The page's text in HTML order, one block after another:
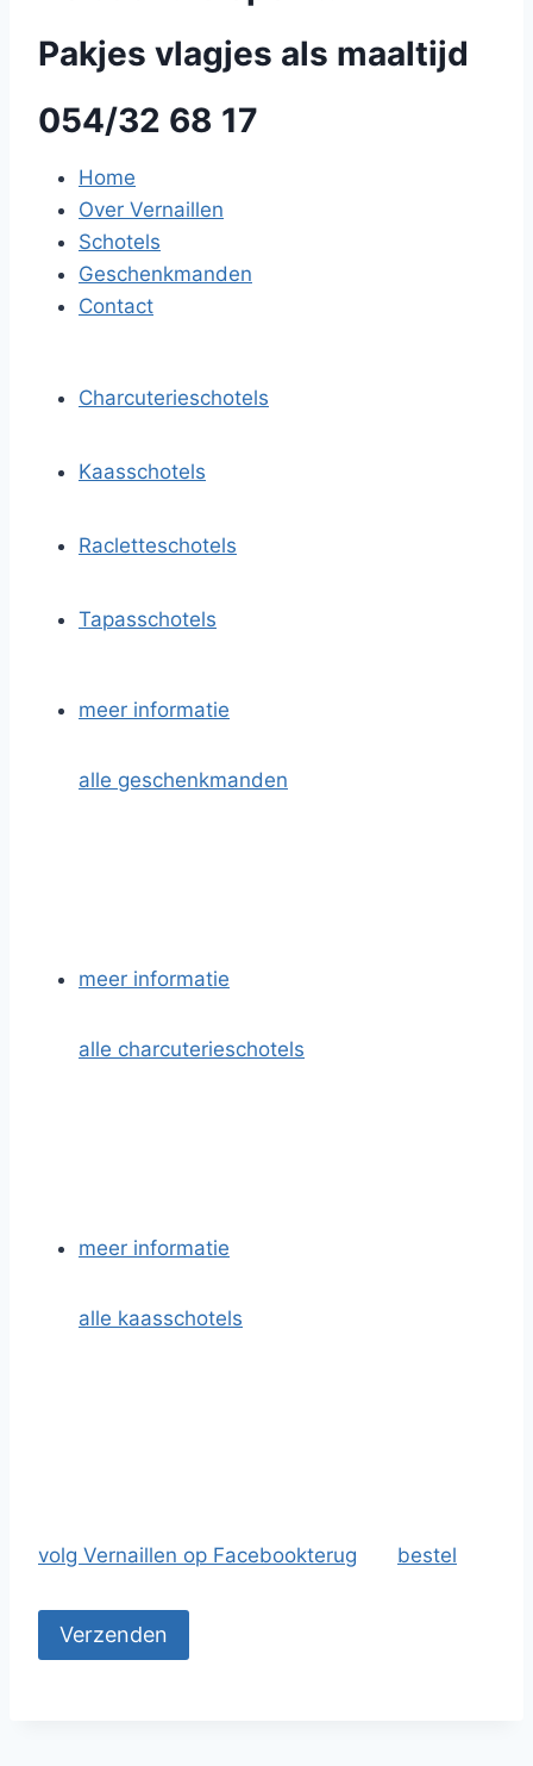
Pakjes vlagjes als maaltijd
054/32 68 17
Home
Over Vernaillen
Schotels
Geschenkmanden
Contact
Charcuterieschotels
Kaasschotels
Racletteschotels
Tapasschotels
meer informatie
alle geschenkmanden
meer informatie
alle charcuterieschotels
meer informatie
alle kaasschotels
volg Vernaillen op Facebookterug bestel